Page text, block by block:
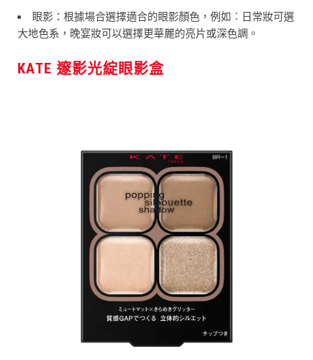
眼影：根據場合選擇適合的眼影顏色，例如︰日常妝可選
大地色系，晚宴妝可以選擇更華麗的亮片或深色調。
KATE 邃影光綻眼影盒